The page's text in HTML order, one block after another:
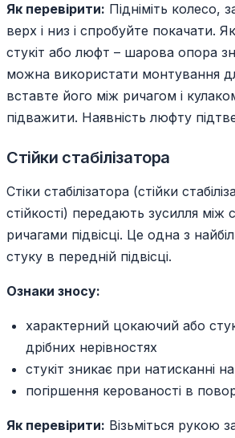
Як перевірити: Підніміть колесо,
верх і низ і спробуйте покачати.
стукіт або люфт – шарова опора
можна використати монтування
вставте його між ричагом і
підважити. Наявність люфту
Стійки стабілізатора
Стіки стабілізатора (стійки
стійкості) передають зусилля між
ричагами підвісці. Це одна з
стуку в передній підвісці.
Ознаки зносу:
характерний цокаючий або
дрібних нерівностях
стукіт зникає при натисканні
погіршення керованості в
Як перевірити: Візьміться рукою